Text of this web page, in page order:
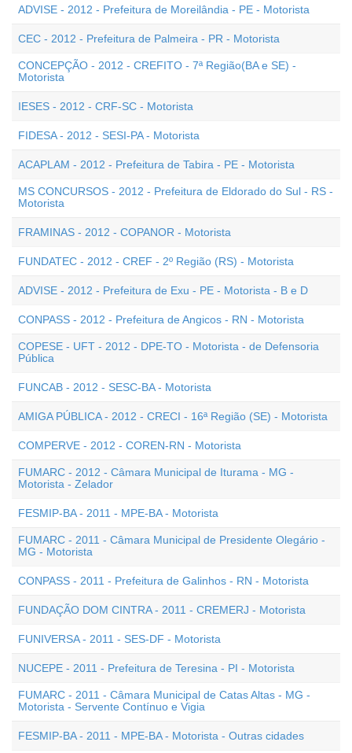
ADVISE - 2012 - Prefeitura de Moreilândia - PE - Motorista
CEC - 2012 - Prefeitura de Palmeira - PR - Motorista
CONCEPÇÃO - 2012 - CREFITO - 7ª Região(BA e SE) -
Motorista
IESES - 2012 - CRF-SC - Motorista
FIDESA - 2012 - SESI-PA - Motorista
ACAPLAM - 2012 - Prefeitura de Tabira - PE - Motorista
MS CONCURSOS - 2012 - Prefeitura de Eldorado do Sul - RS -
Motorista
FRAMINAS - 2012 - COPANOR - Motorista
FUNDATEC - 2012 - CREF - 2º Região (RS) - Motorista
ADVISE - 2012 - Prefeitura de Exu - PE - Motorista - B e D
CONPASS - 2012 - Prefeitura de Angicos - RN - Motorista
COPESE - UFT - 2012 - DPE-TO - Motorista - de Defensoria
Pública
FUNCAB - 2012 - SESC-BA - Motorista
AMIGA PÚBLICA - 2012 - CRECI - 16ª Região (SE) - Motorista
COMPERVE - 2012 - COREN-RN - Motorista
FUMARC - 2012 - Câmara Municipal de Iturama - MG -
Motorista - Zelador
FESMIP-BA - 2011 - MPE-BA - Motorista
FUMARC - 2011 - Câmara Municipal de Presidente Olegário -
MG - Motorista
CONPASS - 2011 - Prefeitura de Galinhos - RN - Motorista
FUNDAÇÃO DOM CINTRA - 2011 - CREMERJ - Motorista
FUNIVERSA - 2011 - SES-DF - Motorista
NUCEPE - 2011 - Prefeitura de Teresina - PI - Motorista
FUMARC - 2011 - Câmara Municipal de Catas Altas - MG -
Motorista - Servente Contínuo e Vigia
FESMIP-BA - 2011 - MPE-BA - Motorista - Outras cidades